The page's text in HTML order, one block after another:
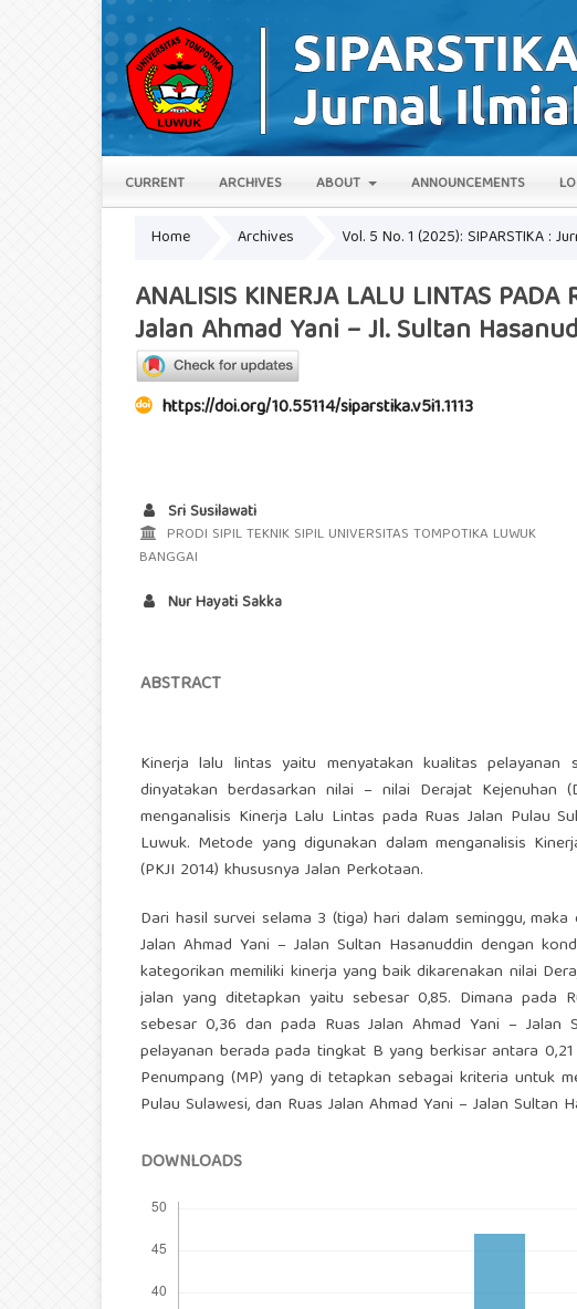
CURRENT ARCHIVES ABOUT ANNOUNCEMENTS
Home Archives Vol. 5 No. 1 (2025): SIPARSTIKA :
ANALISIS KINERJA LALU LINTAS
Jalan Ahmad Yani – Jl. Sultan
https://doi.org/10.55114/siparstika.v5i1.1113
Sri Susilawati
PRODI SIPIL TEKNIK SIPIL UNIVERSITAS TOMPOTIKA LUWUK
BANGGAI
Nur Hayati Sakka
ABSTRACT
Kinerja lalu lintas yaitu menyatakan kualitas
dinyatakan berdasarkan nilai – nilai Derajat Kejenuhan
menganalisis Kinerja Lalu Lintas pada Ruas Jalan Pulau
Luwuk. Metode yang digunakan dalam menganalisis
(PKJI 2014) khususnya Jalan Perkotaan.
Dari hasil survei selama 3 (tiga) hari dalam seminggu,
Jalan Ahmad Yani – Jalan Sultan Hasanuddin dengan
kategorikan memiliki kinerja yang baik dikarenakan nilai
jalan yang ditetapkan yaitu sebesar 0,85. Dimana pada
sebesar 0,36 dan pada Ruas Jalan Ahmad Yani –
pelayanan berada pada tingkat B yang berkisar antara
Penumpang (MP) yang di tetapkan sebagai kriteria untuk
Pulau Sulawesi, dan Ruas Jalan Ahmad Yani – Jalan Sultan
DOWNLOADS